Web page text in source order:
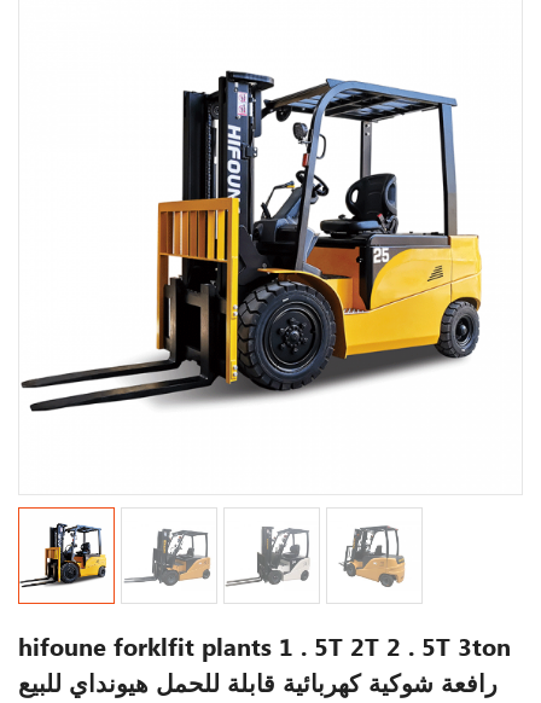
hifoune forklfit plants 1 . 5T 2T 2 . 5T 3ton
رافعة شوكية كهربائية قابلة للحمل هيونداي للبيع